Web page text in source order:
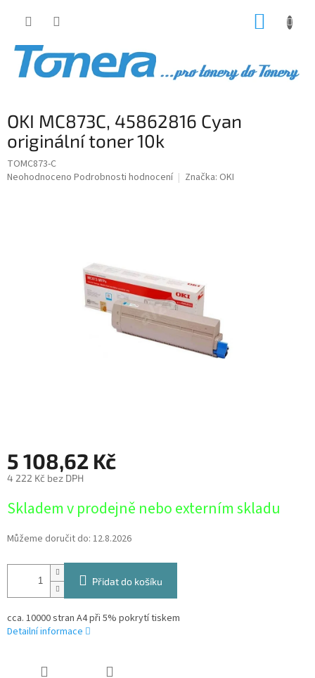
OKI MC873C, 45862816 Cyan
originální toner 10k
TOMC873-C
Průměrné
Neohodnoceno Podrobnosti hodnocení Značka: OKI
5 108,62 Kč
4 222 Kč bez DPH
cena:
Skladem v prodejně nebo externím skladu
Můžeme doručit do: 12.8.2026
Přidat do košíku
cca. 10000 stran A4 při 5% pokrytí tiskem
Detailní informace